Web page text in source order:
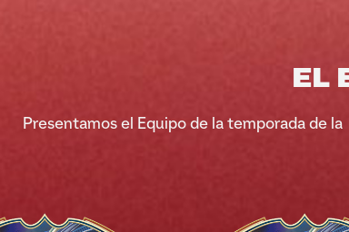
EL
Presentamos el Equipo de la temporada de